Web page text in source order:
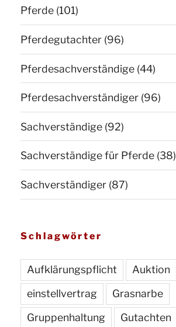
Pferde (101)
Pferdegutachter (96)
Pferdesachverständige (44)
Pferdesachverständiger (96)
Sachverständige (92)
Sachverständige für Pferde (38)
Sachverständiger (87)
Schlagwörter
Aufklärungspflicht
Auktion
einstellvertrag
Grasnarbe
Gruppenhaltung
Gutachten